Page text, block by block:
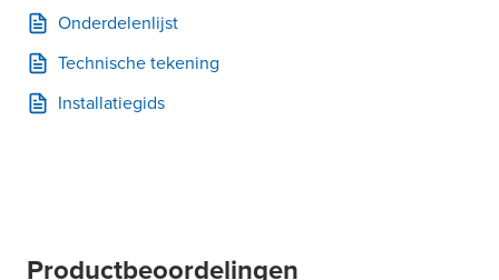
Onderdelenlijst
Technische tekening
Installatiegids
Productbeoordelingen